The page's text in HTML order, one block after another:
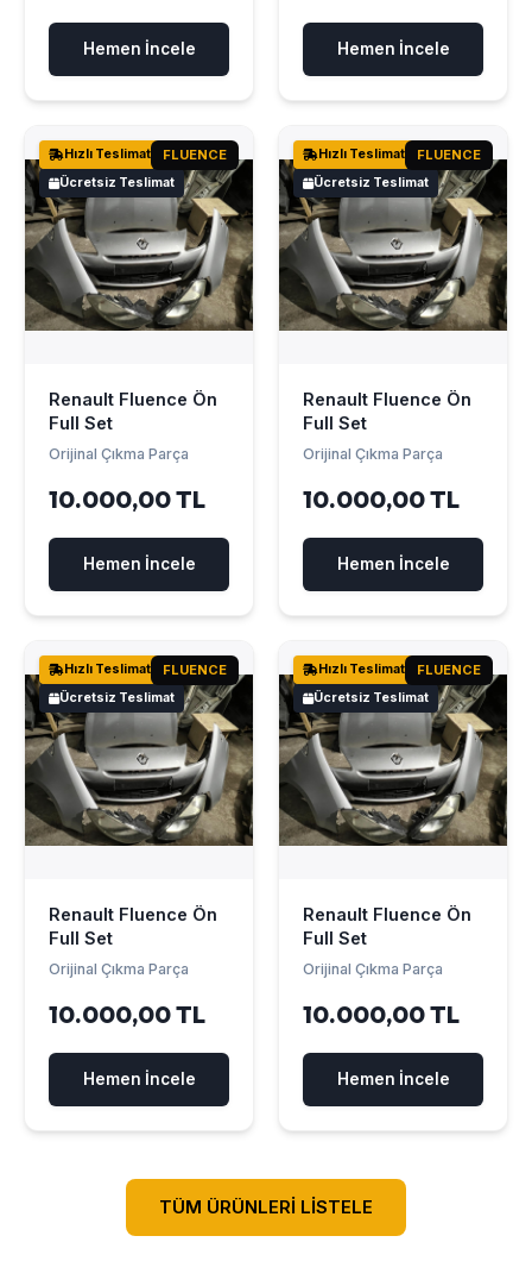
Hemen İncele Hemen İncele
Hızlı Teslimat
Ücretsiz Teslimat
FLUENCE
Renault Fluence Ön
Full Set
Orijinal Çıkma Parça
10.000,00 TL
Hemen İncele
Hızlı Teslimat
Ücretsiz Teslimat
FLUENCE
Renault Fluence Ön
Full Set
Orijinal Çıkma Parça
10.000,00 TL
Hemen İncele
Hızlı Teslimat
Ücretsiz Teslimat
FLUENCE
Renault Fluence Ön
Full Set
Orijinal Çıkma Parça
10.000,00 TL
Hemen İncele
Hızlı Teslimat
Ücretsiz Teslimat
FLUENCE
Renault Fluence Ön
Full Set
Orijinal Çıkma Parça
10.000,00 TL
Hemen İncele
TÜM ÜRÜNLERİ LİSTELE